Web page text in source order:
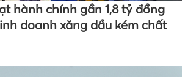
hành chính gần 1,8 tỷ đồng
doanh xăng dầu kém chất